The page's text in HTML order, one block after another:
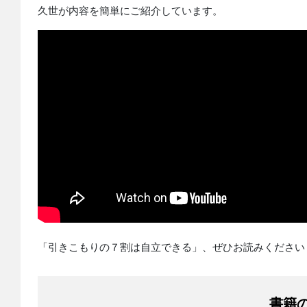
久世が内容を簡単にご紹介しています。
「引きこもりの７割は自立できる」、ぜひお読みください
書籍